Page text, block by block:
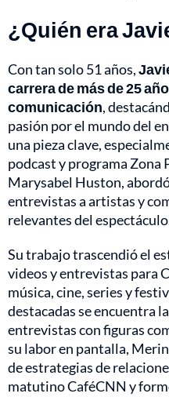
¿Quién era
Con tan solo 51 años,
carrera de más de 25
comunicación,
pasión por el mundo del
una pieza clave,
podcast y programa Zona
Marysabel Huston,
entrevistas a artistas y
relevantes del
Su trabajo trascendió el
videos y entrevistas para
música, cine, series y
destacadas se encuentra
entrevistas con figuras
su labor en pantalla,
de estrategias de
matutino CaféCNN y